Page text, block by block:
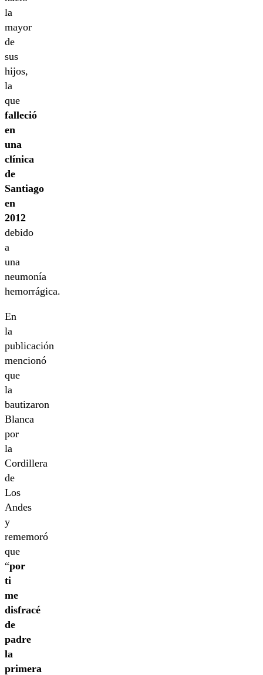
la
mayor
de
sus
hijos,
la
que
falleció
en
una
clínica
de
Santiago
en
2012
debido
a
una
neumonía
hemorrágica.
En
la
publicación
mencionó
que
la
bautizaron
Blanca
por
la
Cordillera
de
Los
Andes
y
rememoró
que
“por
ti
me
disfracé
de
padre
la
primera